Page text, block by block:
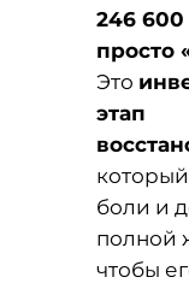
246
просто
Это
этап
боли и
полной
чтобы